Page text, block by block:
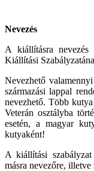
Nevezés
A kiállításra
Kiállítási
Nevezhető
származási lappal
nevezhető. Több
Veterán osztályba
esetén, a magyar
kutyaként!
A kiállítási szabályzat
másra nevezőre, illetve